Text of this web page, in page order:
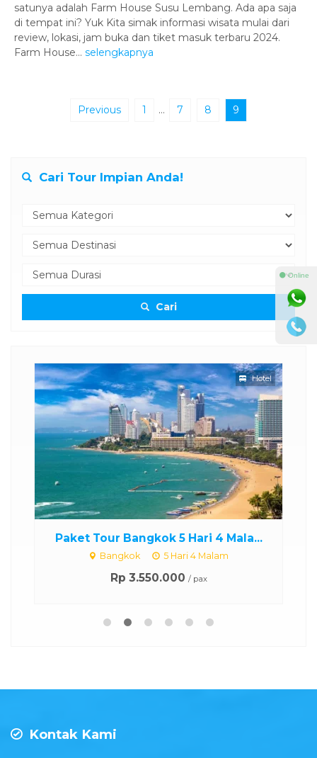
satunya adalah Farm House Susu Lembang. Ada apa saja
di tempat ini? Yuk Kita simak informasi wisata mulai dari
review, lokasi, jam buka dan tiket masuk terbaru 2024.
Farm House... selengkapnya
Previous 1 … 7 8 9
Cari Tour Impian Anda!
Cari
Paket Tour Bangkok 5 Hari 4 Mala...
Bangkok 5 Hari 4 Malam
Rp 3.550.000 / pax
Hotel
Kontak Kami
⚫ Online